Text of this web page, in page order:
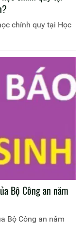
chính quy tại Học
Bộ Công an năm
Bộ Công an năm